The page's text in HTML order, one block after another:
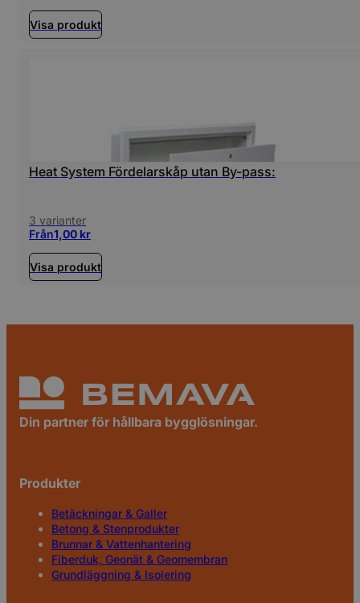
Visa produkt
Heat System Fördelarskåp utan By-pass:
3 varianter
Från1,00 kr
Visa produkt
Din partner för hållbara bygglösningar.
Produkter
Betäckningar & Galler
Betong & Stenprodukter
Brunnar & Vattenhantering
Fiberduk, Geonät & Geomembran
Grundläggning & Isolering